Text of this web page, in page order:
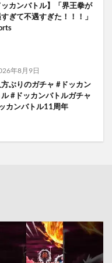
ッカンバトル】「界王拳が
ぎて不遇すぎた！！！」
年8月9日
ぶりのガチャ #ドッカン
#ドッカンバトルガチャ
カンバトル11周年